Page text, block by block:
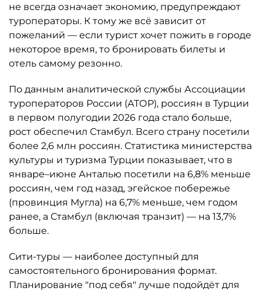
не всегда означает экономию, предупреждают
туроператоры. К тому же всё зависит от
пожеланий — если турист хочет пожить в городе
некоторое время, то бронировать билеты и
отель самому резонно.
По данным аналитической службы Ассоциации
туроператоров России (АТОР), россиян в Турции
в первом полугодии 2026 года стало больше,
рост обеспечил Стамбул. Всего страну посетили
более 2,6 млн россиян. Статистика министерства
культуры и туризма Турции показывает, что в
январе–июне Анталью посетили на 6,8% меньше
россиян, чем год назад, эгейское побережье
(провинция Мугла) на 6,7% меньше, чем годом
ранее, а Стамбул (включая транзит) — на 13,7%
больше.
Сити-туры — наиболее доступный для
самостоятельного бронирования формат.
Планирование "под себя" лучше подойдёт для